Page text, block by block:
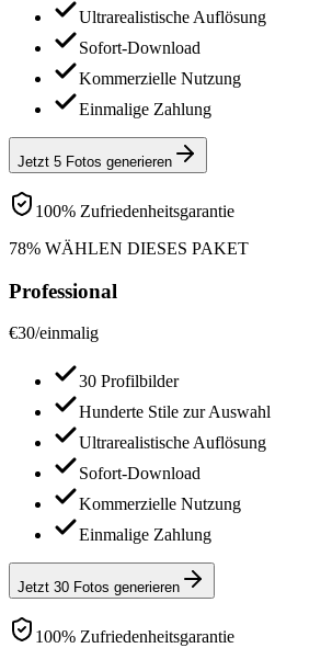
Ultrarealistische Auflösung
Sofort-Download
Kommerzielle Nutzung
Einmalige Zahlung
Jetzt 5 Fotos generieren
100% Zufriedenheitsgarantie
78% WÄHLEN DIESES PAKET
Professional
€30/einmalig
30 Profilbilder
Hunderte Stile zur Auswahl
Ultrarealistische Auflösung
Sofort-Download
Kommerzielle Nutzung
Einmalige Zahlung
Jetzt 30 Fotos generieren
100% Zufriedenheitsgarantie